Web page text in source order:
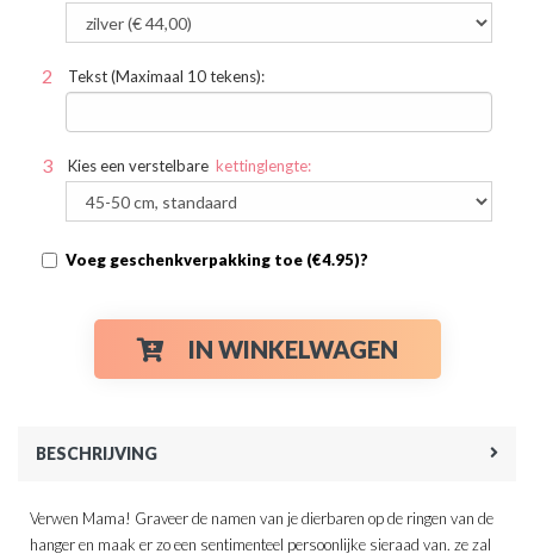
Tekst (Maximaal 10 tekens):
Kies een verstelbare kettinglengte:
Voeg geschenkverpakking toe (€4.95)?
IN WINKELWAGEN
BESCHRIJVING
Verwen Mama! Graveer de namen van je dierbaren op de ringen van de
hanger en maak er zo een sentimenteel persoonlijke sieraad van. ze zal